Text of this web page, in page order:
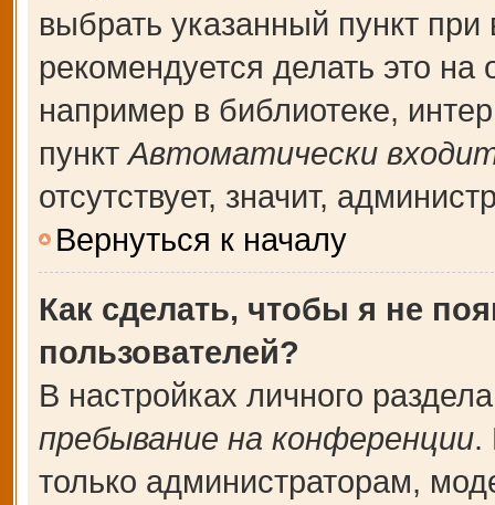
выбрать указанный пункт
рекомендуется делать это
например в библиотеке,
пунктАвтоматически
отсутствует, значит,
Вернуться к началу
Как сделать, чтобы я не
пользователей?
В настройках личного
пребывание на конференции.
только администраторам,